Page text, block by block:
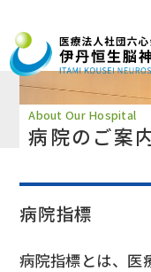
About Our Hospital
病院のご案
病院指標
病院指標とは、医